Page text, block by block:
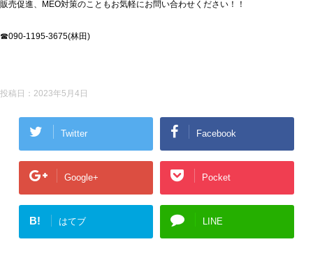
販売促進、MEO対策のこともお気軽にお問い合わせください！！
☎090-1195-3675(林田)
投稿日： 2023年5月4日
Twitter Facebook
Google+ Pocket
B! はてブ LINE